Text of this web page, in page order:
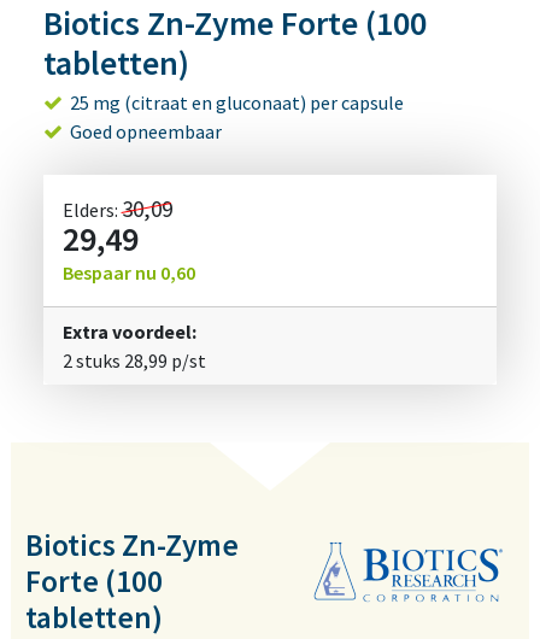
Biotics Zn-Zyme Forte (100
tabletten)
25 mg (citraat en gluconaat) per capsule
Goed opneembaar
Elders:30,09
29,49
Bespaar nu 0,60
Extra voordeel:
2 stuks 28,99 p/st
Biotics Zn-Zyme
Forte (100
tabletten)